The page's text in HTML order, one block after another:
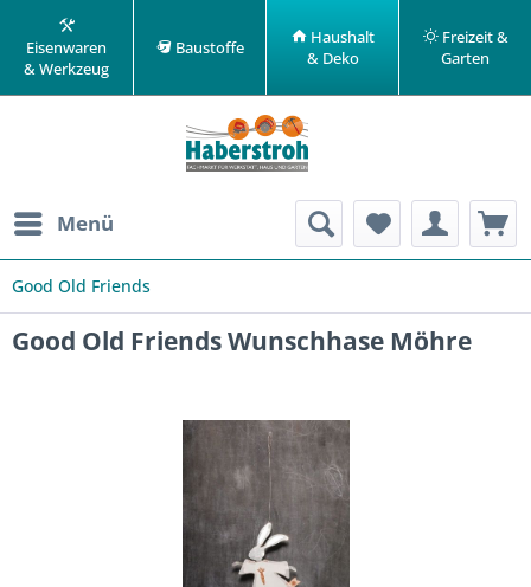
Eisenwaren
& Werkzeug
Baustoffe
Haushalt
& Deko
Freizeit &
Garten
Menü
Good Old Friends
Good Old Friends Wunschhase Möhre